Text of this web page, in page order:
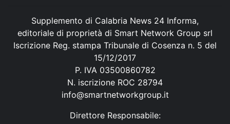
Supplemento di Calabria News 24 Informa,
editoriale di proprietà di Smart Network Group srl
Iscrizione Reg. stampa Tribunale di Cosenza n. 5 del
15/12/2017
P. IVA 03500860782
N. iscrizione ROC 28794
info@smartnetworkgroup.it
Direttore Responsabile: